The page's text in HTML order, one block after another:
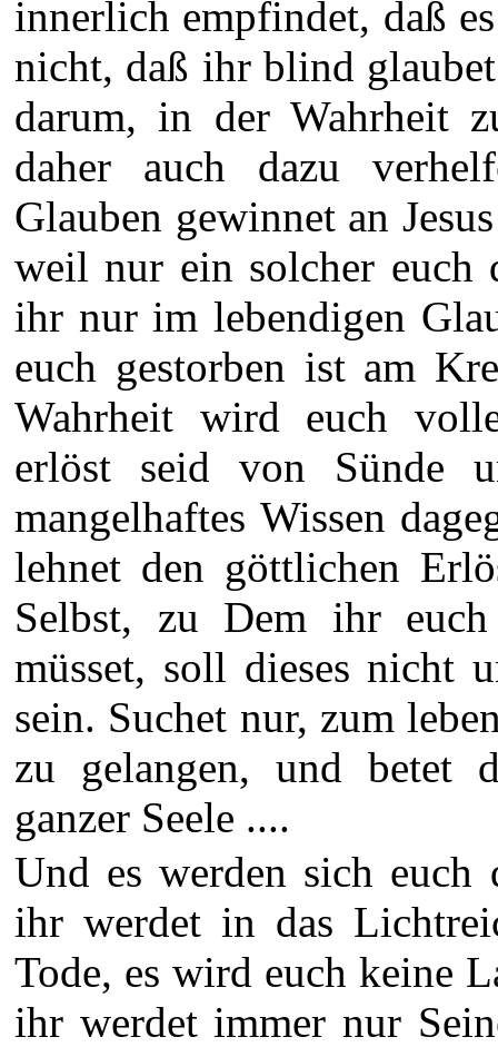
innerlich empfindet, daß
nicht, daß ihr blind
darum, in der Wahrheit
daher auch dazu
Glauben gewinnet an
weil nur ein solcher euch
ihr nur im lebendigen
euch gestorben ist am
Wahrheit wird euch
erlöst seid von Sünde
mangelhaftes Wissen
lehnet den göttlichen
Selbst, zu Dem ihr
müsset, soll dieses nicht
sein. Suchet nur, zum
zu gelangen, und betet
ganzer Seele ....
Und es werden sich
ihr werdet in das
Tode, es wird euch keine
ihr werdet immer nur